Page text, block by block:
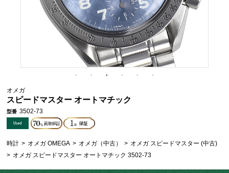
オメガ
スピードマスター オートマチック
型番 3502-73
時計 > オメガ OMEGA > オメガ（中古） > オメガ スピードマスター (中古)
> オメガ スピードマスター オートマチック 3502-73